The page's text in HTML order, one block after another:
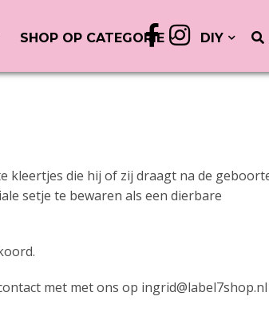
SHOP OP CATEGORIE DIY
kleertjes die hij of zij draagt na de
setje te bewaren als een dierbare
met met ons op ingrid@label7shop.nl